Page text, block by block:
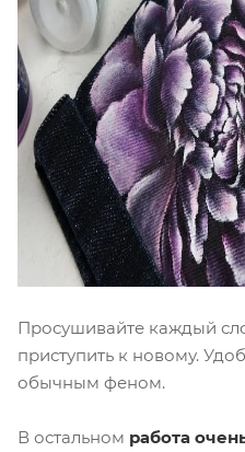
Просушивайте каждый
приступить к новому.
обычным феном.
В остальном работа